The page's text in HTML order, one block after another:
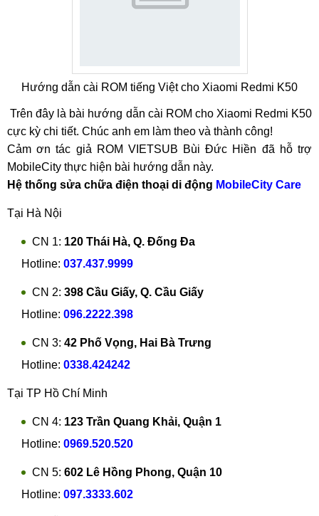
Hướng dẫn cài ROM tiếng Việt cho Xiaomi Redmi K50
Trên đây là bài hướng dẫn cài ROM cho Xiaomi Redmi K50
cực kỳ chi tiết. Chúc anh em làm theo và thành công!
Cảm ơn tác giả ROM VIETSUB Bùi Đức Hiền đã hỗ trợ
MobileCity thực hiện bài hướng dẫn này.
Hệ thống sửa chữa điện thoại di động MobileCity Care
Tại Hà Nội
CN 1: 120 Thái Hà, Q. Đống Đa
Hotline: 037.437.9999
CN 2: 398 Cầu Giấy, Q. Cầu Giấy
Hotline: 096.2222.398
CN 3: 42 Phố Vọng, Hai Bà Trưng
Hotline: 0338.424242
Tại TP Hồ Chí Minh
CN 4: 123 Trần Quang Khải, Quận 1
Hotline: 0969.520.520
CN 5: 602 Lê Hồng Phong, Quận 10
Hotline: 097.3333.602